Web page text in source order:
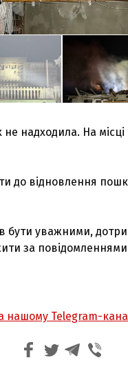
надходила. На
до відновлення
бути уважними,
за
нашому Telegram-
З'явилося